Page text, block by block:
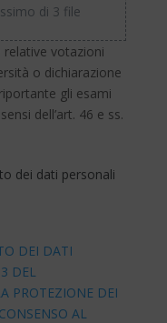
di 3 file
relative votazioni
o dichiarazione
gli esami
dell’art. 46 e ss.
dei dati personali
DEI DATI
DEL
PROTEZIONE DEI
AL